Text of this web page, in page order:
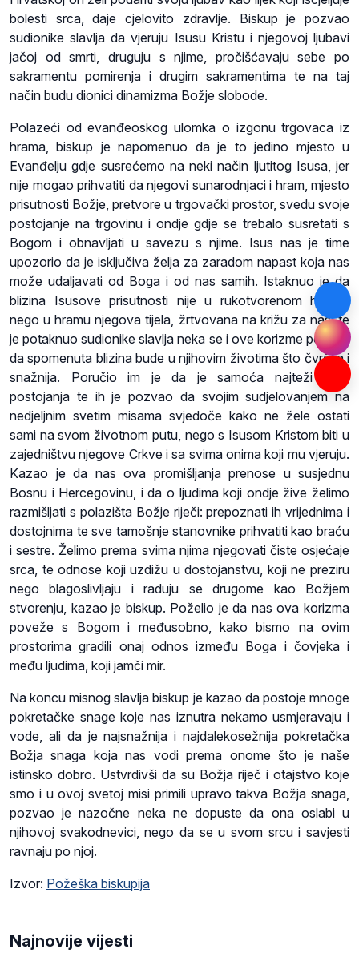
bolesti srca, daje cjelovito zdravlje. Biskup je pozvao
sudionike slavlja da vjeruju Isusu Kristu i njegovoj ljubavi
jačoj od smrti, druguju s njime, pročišćavaju sebe po
sakramentu pomirenja i drugim sakramentima te na taj
način budu dionici dinamizma Božje slobode.
Polazeći od evanđeoskog ulomka o izgonu trgovaca iz
hrama, biskup je napomenuo da je to jedino mjesto u
Evanđelju gdje susrećemo na neki način ljutitog Isusa, jer
nije mogao prihvatiti da njegovi sunarodnjaci i hram, mjesto
prisutnosti Božje, pretvore u trgovački prostor, svedu svoje
postojanje na trgovinu i ondje gdje se trebalo susretati s
Bogom i obnavljati u savezu s njime. Isus nas je time
upozorio da je isključiva želja za zaradom napast koja nas
može udaljavati od Boga i od nas samih. Istaknuo je da
blizina Isusove prisutnosti nije u rukotvorenom hramu,
nego u hramu njegova tijela, žrtvovana na križu za nas, te
je potaknuo sudionike slavlja neka se i ove korizme pobrinu
da spomenuta blizina bude u njihovim životima što čvršća i
snažnija. Poručio im je da je samoća najteži oblik
postojanja te ih je pozvao da svojim sudjelovanjem na
nedjeljnim svetim misama svjedoče kako ne žele ostati
sami na svom životnom putu, nego s Isusom Kristom biti u
zajedništvu njegove Crkve i sa svima onima koji mu vjeruju.
Kazao je da nas ova promišljanja prenose u susjednu
Bosnu i Hercegovinu, i da o ljudima koji ondje žive želimo
razmišljati s polazišta Božje riječi: prepoznati ih vrijednima i
dostojnima te sve tamošnje stanovnike prihvatiti kao braću
i sestre. Želimo prema svima njima njegovati čiste osjećaje
srca, te odnose koji uzdižu u dostojanstvu, koji ne preziru
nego blagoslivljaju i raduju se drugome kao Božjem
stvorenju, kazao je biskup. Poželio je da nas ova korizma
poveže s Bogom i međusobno, kako bismo na ovim
prostorima gradili onaj odnos između Boga i čovjeka i
među ljudima, koji jamči mir.
Na koncu misnog slavlja biskup je kazao da postoje mnoge
pokretačke snage koje nas iznutra nekamo usmjeravaju i
vode, ali da je najsnažnija i najdalekosežnija pokretačka
Božja snaga koja nas vodi prema onome što je naše
istinsko dobro. Ustvrdivši da su Božja riječ i otajstvo koje
smo i u ovoj svetoj misi primili upravo takva Božja snaga,
pozvao je nazočne neka ne dopuste da ona oslabi u
njihovoj svakodnevici, nego da se u svom srcu i savjesti
ravnaju po njoj.
Izvor: Požeška biskupija
Najnovije vijesti